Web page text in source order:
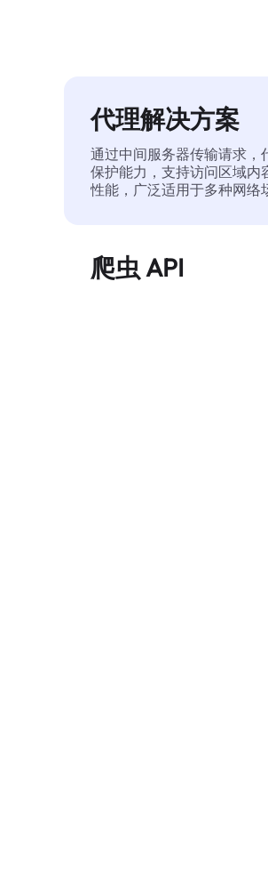
代理解决方案
通过中间服务器传输请求，
保护能力，支持访问区域内
性能，广泛适用于多种网络
爬虫 API